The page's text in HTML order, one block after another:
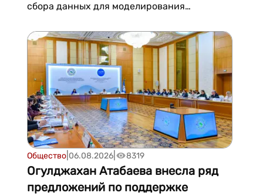
сбора данных для моделирования
Шаня.Мероприятие проходит с 3 по 8
августа на Иссык-Куле. Среди участников
школы - специалисты в области гидрологии,
метеорологии, гляциологии и экологии и...
Общество| 06.08.2026| 8319
Огулджахан Атабаева внесла ряд
предложений по поддержке